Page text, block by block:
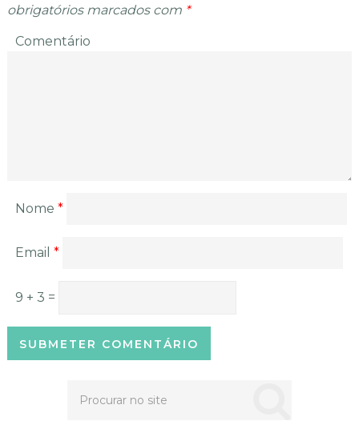
obrigatórios marcados com *
Comentário
Nome *
Email *
9 + 3 =